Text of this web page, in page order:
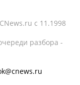
c 11.1998
разбора -